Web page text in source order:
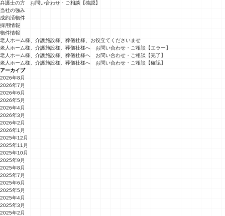
弁護士の方 お問い合わせ・ご相談【確認】
当社の強み
成約済物件
採用情報
物件情報
老人ホーム様、介護施設様、葬儀社様、お役立てくださいませ
老人ホーム様、介護施設様、葬儀社様へ お問い合わせ・ご相談【エラー】
老人ホーム様、介護施設様、葬儀社様へ お問い合わせ・ご相談【完了】
老人ホーム様、介護施設様、葬儀社様へ お問い合わせ・ご相談【確認】
アーカイブ
2026年8月
2026年7月
2026年6月
2026年5月
2026年4月
2026年3月
2026年2月
2026年1月
2025年12月
2025年11月
2025年10月
2025年9月
2025年8月
2025年7月
2025年6月
2025年5月
2025年4月
2025年3月
2025年2月